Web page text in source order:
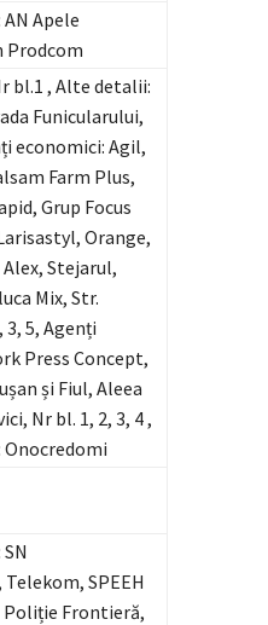
Apele
Prodcom
bl.1 , Alte detalii:
Funicularului,
economici: Agil,
Farm Plus,
Grup Focus
Orange,
Stejarul,
Mix, Str.
5, Agenți
Press Concept,
și Fiul, Aleea
Nr bl. 1, 2, 3, 4 ,
SPEEH
Frontieră,